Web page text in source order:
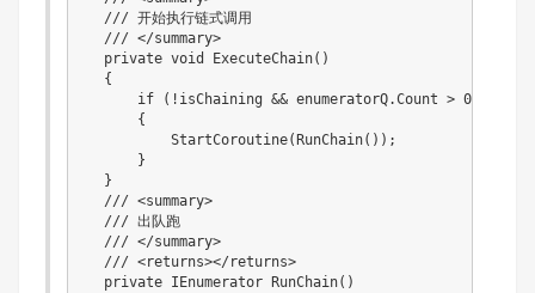
  /// 开始执行链式调用
  /// </summary>
  private void ExecuteChain()
  {
      if (!isChaining && enumeratorQ.Count > 0)
      {
          StartCoroutine(RunChain());
      }
  }
  /// <summary>
  /// 出队跑
  /// </summary>
  /// <returns></returns>
  private IEnumerator RunChain()